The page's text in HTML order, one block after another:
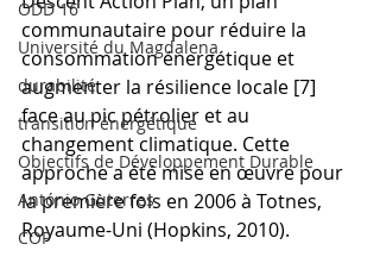
ODD 16
Université du Magdalena
durabilité
transition énergétique
Objectifs de Développement Durable
António Guterres
COP
communautaire pour réduire la
consommation énergétique et
augmenter la résilience locale [7]
face au pic pétrolier et au
changement climatique. Cette
approche a été mise en œuvre pour
la première fois en 2006 à Totnes,
Royaume-Uni (Hopkins, 2010).